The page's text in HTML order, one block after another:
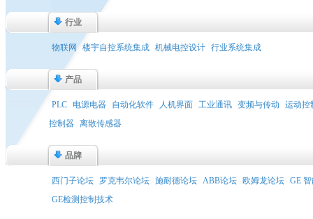
行业
物联网 楼宇自控系统集成 机械电控设计 行业系统集成
产品
PLC 电源电器 自动化软件 人机界面 工业通讯 变频与传动
运动控
控制器 离散传感器
品牌
西门子论坛 罗克韦尔论坛 施耐德论坛 ABB论坛 欧姆龙论坛 GE
GE检测控制技术